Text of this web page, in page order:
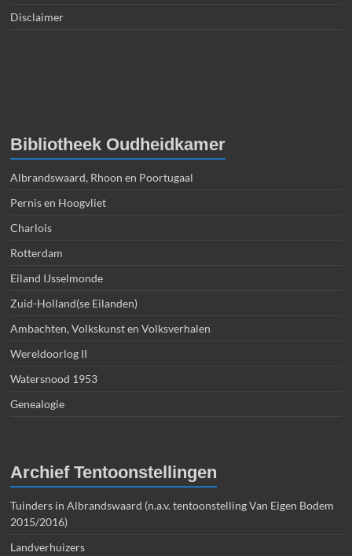
Disclaimer
Bibliotheek Oudheidkamer
Albrandswaard, Rhoon en Poortugaal
Pernis en Hoogvliet
Charlois
Rotterdam
Eiland IJsselmonde
Zuid-Holland(se Eilanden)
Ambachten, Volkskunst en Volksverhalen
Wereldoorlog II
Watersnood 1953
Genealogie
Archief Tentoonstellingen
Tuinders in Albrandswaard (n.a.v. tentoonstelling Van Eigen Bodem
2015/2016)
Landverhuizers